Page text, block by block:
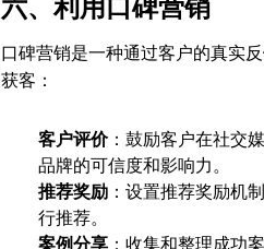
六、利用口碑营销
口碑营销是一种通过客户的真实
获客：
客户评价：鼓励客户在社交
品牌的可信度和影响力。
推荐奖励 ：设置推荐奖励机
行推荐。
案例分享 ：收集和整理成功